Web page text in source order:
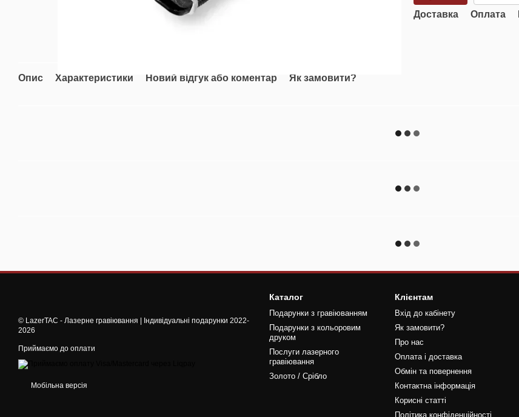
Опис Характеристики Новий відгук або коментар Як замовити?
Доставка Оплата
© LazerTAC - Лазерне гравіювання | Індивідуальні подарунки 2022-
2026
Приймаємо до оплати
Мобільна версія
Каталог
Подарунки з гравіюванням
Подарунки з кольоровим
друком
Послуги лазерного
гравіювання
Золото / Срібло
Клієнтам
Вхід до кабінету
Як замовити?
Про нас
Оплата і доставка
Обмін та повернення
Контактна інформація
Корисні статті
Політика конфіденційності